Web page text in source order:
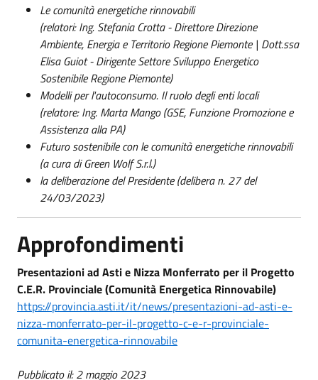
Le comunità energetiche rinnovabili
(relatori: Ing. Stefania Crotta - Direttore Direzione
Ambiente, Energia e Territorio Regione Piemonte | Dott.ssa
Elisa Guiot - Dirigente Settore Sviluppo Energetico
Sostenibile Regione Piemonte)
Modelli per l'autoconsumo. Il ruolo degli enti locali
(relatore: Ing. Marta Mango (GSE, Funzione Promozione e
Assistenza alla PA)
Futuro sostenibile con le comunità energetiche rinnovabili
(a cura di Green Wolf S.r.l.)
la deliberazione del Presidente (delibera n. 27 del
24/03/2023)
Approfondimenti
Presentazioni ad Asti e Nizza Monferrato per il Progetto
C.E.R. Provinciale (Comunità Energetica Rinnovabile)
https://provincia.asti.it/it/news/presentazioni-ad-asti-e-
nizza-monferrato-per-il-progetto-c-e-r-provinciale-
comunita-energetica-rinnovabile
Pubblicato il: 2 maggio 2023